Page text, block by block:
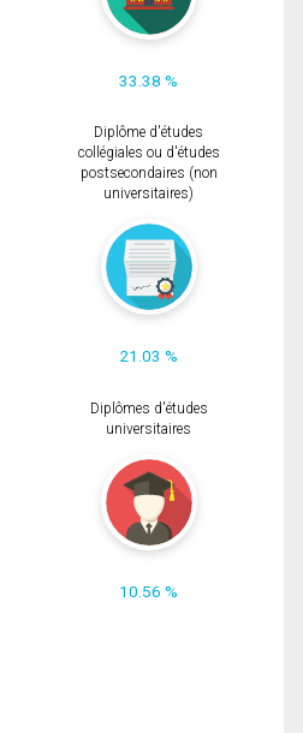
33.38 %
Diplôme d'études
collégiales ou d'études
postsecondaires (non
universitaires)
21.03 %
Diplômes d'études
universitaires
10.56 %